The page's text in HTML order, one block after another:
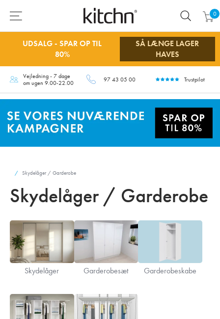
0
UDSALG - SPAR OP TIL
80%
SÅ LÆNGE LAGER
HAVES
Vejledning - 7 dage
om ugen 9.00-22.00
97 43 05 00 Trustpilot
Skydelåger / Garderobe
Skydelåger / Garderobe
Skydelåger Garderobesæt Garderobeskabe